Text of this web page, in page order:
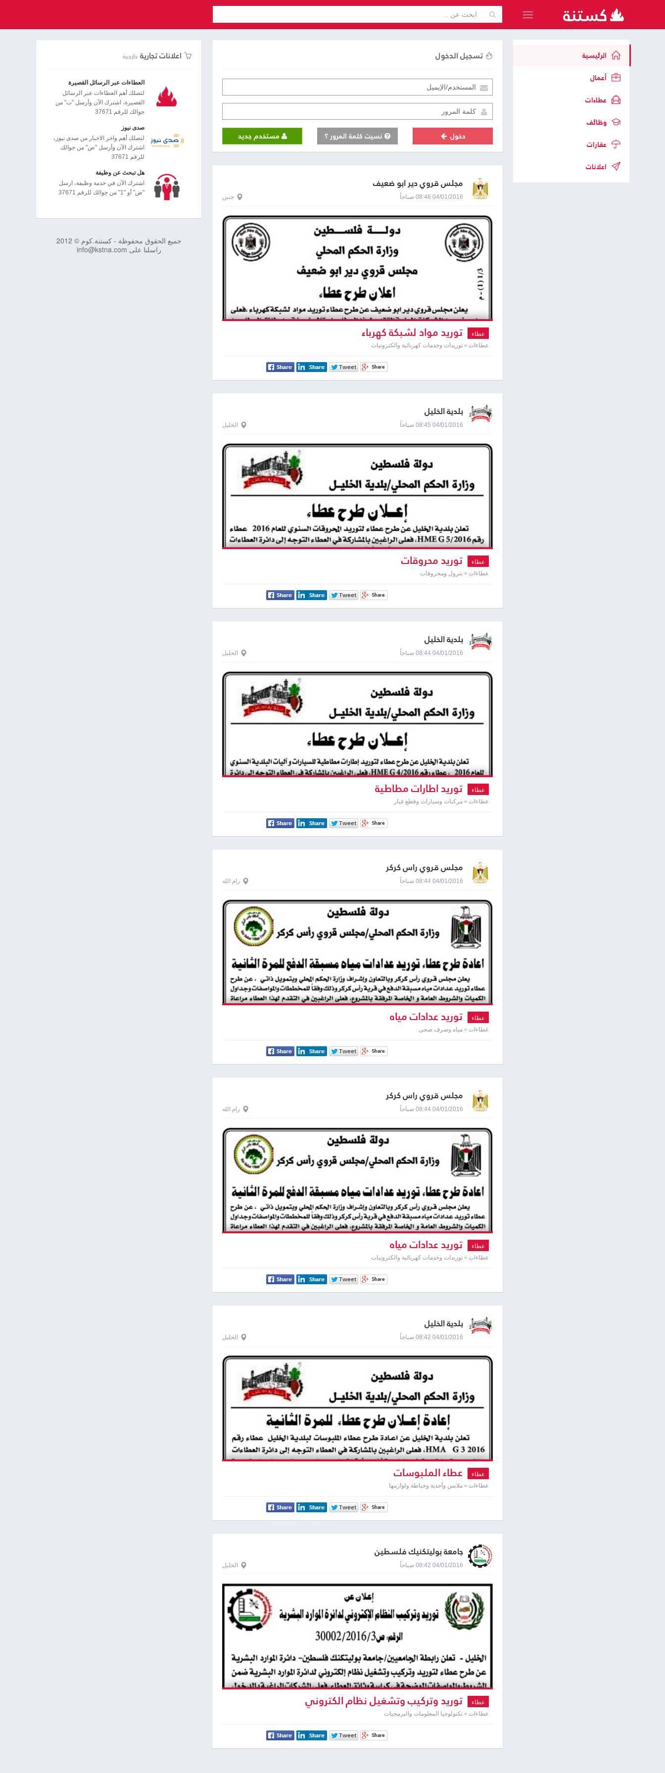
الرئيسية
أعمال
عطاءات
وظائف
عقارات
اعلانات
اعلانات تجارية خارجية
العطاءات عبر الرسائل القصيرة
لتصلك أهم العطاءات عبر الرسائل
القصيرة، اشترك الآن وأرسل "ت" من
جوالك للرقم 37671
صدى نيوز
لتصلك أهم واخر الاخبار من صدى نيوز،
اشترك الآن وأرسل "ص" من جوالك
للرقم 37671
هل تبحث عن وظيفة
اشترك الآن في خدمة وظيفة، ارسل
"ض" أو "1" من جوالك للرقم 37671
جميع الحقوق محفوظة - كستنة.كوم © 2012
راسلنا على info@kstna.com
تسجيل الدخول
دخول نسيت كلمة المرور ؟ مستخدم جديد
مجلس قروي دير ابو ضعيف
04/01/2016 08:46 صباحاً جنين
عطاء توريد مواد لشبكة كهرباء
عطاءات » توريدات وخدمات كهربائية والكترونيات
بلدية الخليل
04/01/2016 08:45 صباحاً الخليل
عطاء توريد محروقات
عطاءات » بترول ومحروقات
بلدية الخليل
04/01/2016 08:44 صباحاً الخليل
عطاء توريد اطارات مطاطية
عطاءات » مركبات وسيارات وقطع غيار
مجلس قروي رأس كركر
04/01/2016 08:44 صباحاً رام الله
عطاء توريد عدادات مياه
عطاءات » مياه وصرف صحي
مجلس قروي رأس كركر
04/01/2016 08:44 صباحاً رام الله
عطاء توريد عدادات مياه
عطاءات » توريدات وخدمات كهربائية والكترونيات
بلدية الخليل
04/01/2016 08:42 صباحاً الخليل
عطاء عطاء الملبوسات
عطاءات » ملابس وأحذية وخياطة ولوازمها
جامعة بوليتكنيك فلسطين
04/01/2016 08:42 صباحاً الخليل
عطاء توريد وتركيب وتشغيل نظام الكتروني
عطاءات » تكنولوجيا المعلومات والبرمجيات